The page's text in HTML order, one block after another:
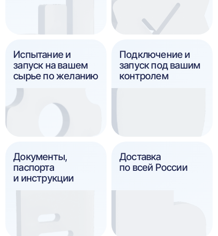
Испытание и
запуск на вашем
сырье по желанию
Подключение и
запуск под вашим
контролем
Документы,
паспорта
и инструкции
Доставка
по всей России